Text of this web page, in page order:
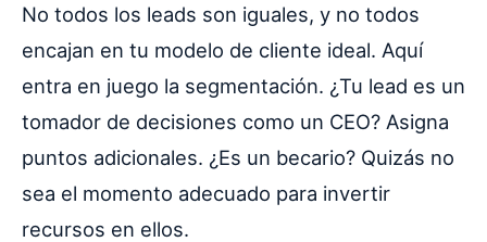
No todos los leads son iguales, y no todos
encajan en tu modelo de cliente ideal. Aquí
entra en juego la segmentación. ¿Tu lead es un
tomador de decisiones como un CEO? Asigna
puntos adicionales. ¿Es un becario? Quizás no
sea el momento adecuado para invertir
recursos en ellos.